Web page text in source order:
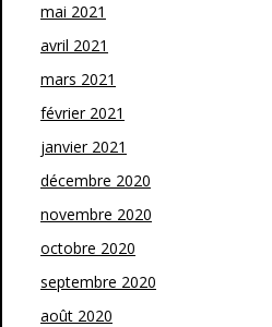
mai 2021
avril 2021
mars 2021
février 2021
janvier 2021
décembre 2020
novembre 2020
octobre 2020
septembre 2020
août 2020